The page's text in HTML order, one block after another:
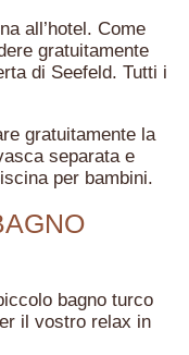
all’hotel. Come
gratuitamente
di Seefeld. Tutti i
gratuitamente la
separata e
per bambini.
bagno turco
il vostro relax in